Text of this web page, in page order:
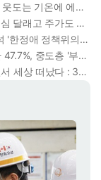
"갑자기 사무실 에어컨 작동 멈췄어요", 40도 웃도는 기온에 에어컨도 숨이 찬다
삼성전자 SK하이닉스 '파격 주주환원'으로 투심 달래고 주가도 받칠까, 100조 넘는 추가 배당 재원에 쏠리는 눈
민주당 내 보완수사권 진실 공방 계속 : 김민석 '한정애 정책위의장' 발언 근거로 내세우자 사무총장 지낸 조승래 반박
[미디어토마토] 이재명 긍정평가 4%p 하락한 47.7%, 중도층 '부정 49.7% vs 긍정 42.9%'
'4기 담관암 투병' 공유한 미국 26살 인플루언서 세상 떠났다 : 3년간 보여준 희망과 용기